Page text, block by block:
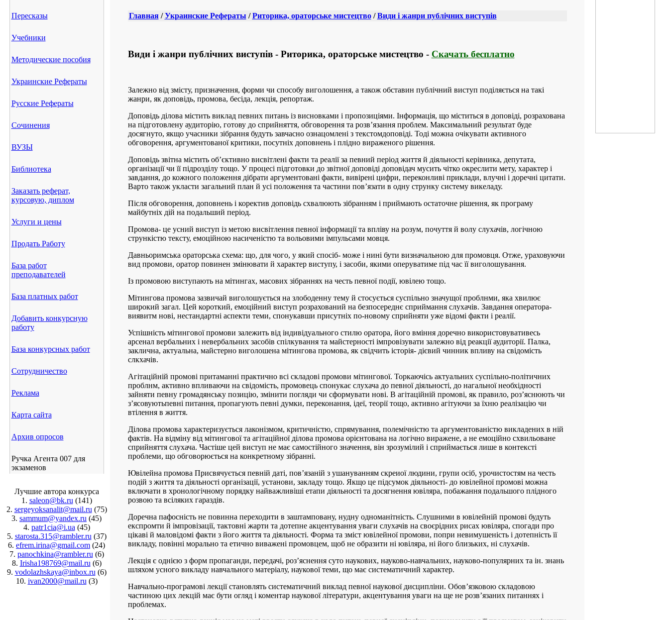
Пересказы
Учебники
Методические пособия
Украинские Рефераты
Русские Рефераты
Сочинения
ВУЗЫ
Библиотека
Заказать реферат,
курсовую, диплом
Услуги и цены
Продать Работу
База работ
преподавателей
База платных работ
Добавить конкурсную
работу
База конкурсных работ
Сотрудничество
Реклама
Карта сайта
Архив опросов
Ручка Агента 007 для
экзаменов
Лучшие автора конкурса
1. saleon@bk.ru (141)
2. sergeyoksanalit@mail.ru (75)
3. sammum@yandex.ru (45)
4. patr1cia@i.ua (45)
5. starosta.315@rambler.ru (37)
6. efrem.irina@gmail.com (24)
7. panochkina@rambler.ru (6)
8. Irisha198769@mail.ru (6)
9. vodolazhskaya@inbox.ru (6)
10. ivan2000@mail.ru (3)
Главная/Украинские Рефераты /Риторика, ораторське мистецтво/Види і жанри публічних виступів
Види і жанри публічних виступів - Риторика, ораторське мистецтво - Скачать бесплатно
Залежно від змісту, призначення, форми чи способу виголошення, а також обставин публічний виступ поділяється на такі
жанри, як доповідь, промова, бесіда, лекція, репортаж.
Доповідь ділова містить виклад певних питань із висновками і пропозиціями. Інформація, що міститься в доповіді, розрахована
на підготовлену аудиторію, готову до сприйняття, обговорення та розв’язання проблем. Максимальний результат буде
досягнуто, якщо учасники зібрання будуть завчасно ознацомлені з текстомдоповіді. Тоді можна очікувати активного
обговорення, аргументованої критики, посутніх доповнень і плідно вираженого рішення.
Доповідь звітна містить об’єктивно висвітлені факти та реалії за певний період життя й діяльності керівника, депутата,
організації чи її підрозділу тощо. У процесі підготовки до звітної доповіді доповідач мусить чітко окреслити мету, характер і
завдання, до кожного положення дібрати аргументовані факти, вивірені цифри, переконливі приклади, влучні і доречні цитати.
Варто також укласти загальний план й усі положення та частини пов’язати в одну струнку систему викеладу.
Після обговорення, доповнень і коректив доповідь схвалюють зібранням і приймають остаточне рішення, як програму
майбутніх дій на подальший період.
Промова- це усний виступ із метою висвітлення певної інформації та впліву на розум, почуття й волу слухачів, логічною
стрункістю тексту, емоційною насиченістю та вольовими імпульсами мовця.
Давньоримська ораторська схема: що, для чого, у який спосіб- може і нині бути визначальною для промовця. Отже, ураховуючи
вид промови, оратор повинен змінювати й характер виступу, і засоби, якими оперуватиме під час її виголошування.
Із промовою виступають на мітингах, масових зібраннях на честь певної події, ювілею тощо.
Мітингова промова зазвичай виголошується на злободенну тему й стосується суспільно значущої проблнми, яка хвилює
широкий загал. Цей короткий, емоційний виступ розрахований на безпосереднє сприймання слухачів. Завдання оператора-
виявитм нові, нестандартні аспекти теми, спонукавши присутніх по-новому сприйняти уже відомі факти і реалії.
Успішність мітингової промови залежить від індивідуального стилю оратора, його вміння доречно використовувативесь
арсенал вербальних і невербальних засобів спілкування та майстерності імпровізувати залежно від реакції аудиторії. Палка,
заклична, актуальна, майстерно виголошена мітингова промова, як свідчить історія- дієвий чинник впливу на свідомість
слкхачів.
Агітаційній промові притаманні практично всі складові промови мітингової. Торкаючісь актуальних суспільно-політичних
проблнм, активно впливаючи на свідомість, промовець спонукає слухача до певної діяльності, до нагальної необхідності
зайняти певну громадянську позицію, змінити погляди чи сформувати нові. В агітаційній промові, як правило, роз’яснюють чи
з’ясовуютьпевні питання, пропагують певні думки, переконання, ідеї, теорії тощо, активно агітуючи за їхню реалізацію чи
втілення в життя.
Ділова промова характеризується лаконізмом, критичністю, спрямування, полемічністю та аргументованістю викладених в ній
фактів. На відміну від мітингової та агітаційної ділова промова орієнтована на логічно виражене, а не емоційно схвильоване
сприйняття слухача. Частіше цей виступ не має самостійного значення, він зрозумілий і сприймається лише в контексті
проблеми, що обговорюється на конкретному зібранні.
Ювілейна промова Присвячується певній даті, пов’язаній з ушануванням скреиої людини, групи осіб, урочистостям на честь
подій з життя та діяльності організації, установи, закладу тощо. Якщо це підсумок діяльності- до ювілейної промові можна
включати в хронологічному порядку найважливіші етапи діяльності та досягнення ювіляра, побажання подальшого плідного
розвою та всіляких гараздів.
Доречна пафосність не повинна переходити в заштамповану, нудну одноманітність. Слушними в ювілейній промові будуть
експромти й імпровізації, тактовні жарти та дотепне акцентування уваги слухачів на своєрідних рисах ювіляра, спогади про
цікаві й маловідомі факти з його життя та діяльності. Форма та зміст ювілейної промови, попри невимушеність і дотепність її
викладу, повінні морально та етично виважені промовцем, щоб не образити ні ювіляра, ні його близьких, ні слухачів.
Лекція є однією з форм пропаганди, передачі, роз’яснення суто наукових, науково-навчальних, науково-популярних та ін. знань
шляхом усного викладу навчального матеріалу, наукової теми, що має систематичний характер.
Навчально-програмові лекції становлять систематичний виклад певної наукової дисципліни. Обов’язковою складовою
частиною цих лекцій має бути огляд і коментар наукової літератури, акцентування уваги на ще не розв’язаних питаннях і
проблемах.